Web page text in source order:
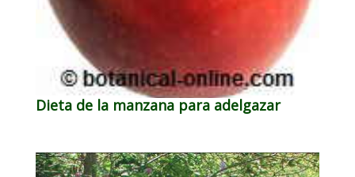
Dieta de la manzana para adelgazar